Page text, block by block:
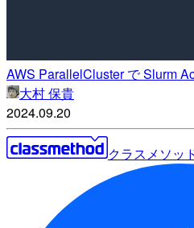
AWS ParallelCluster で Slurm
大村 保貴
2024.09.20
クラスメソッ